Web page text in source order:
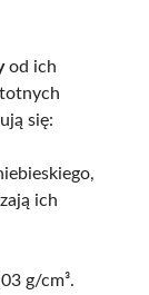
od ich
się:
ich
g/cm³.